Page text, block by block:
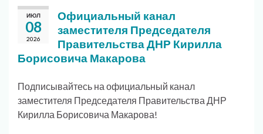
ИЮЛ
08
2026
Официальный канал
заместителя Председателя
Правительства ДНР Кирилла
Борисовича Макарова
Подписывайтесь на официальный канал
заместителя Председателя Правительства ДНР
Кирилла Борисовича Макарова!